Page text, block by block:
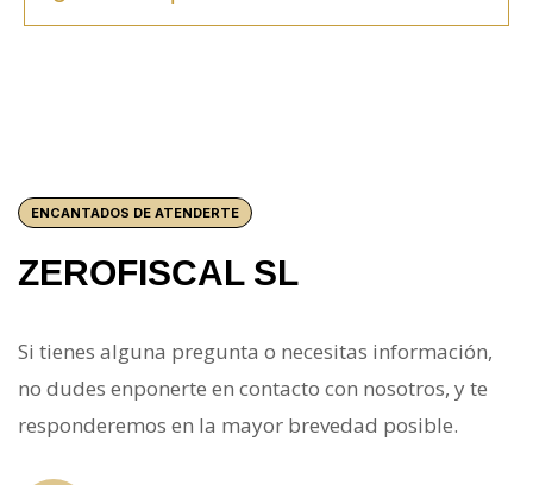
ENCANTADOS DE ATENDERTE
ZEROFISCAL SL
Si tienes alguna pregunta o necesitas información,
no dudes enponerte en contacto con nosotros, y te
responderemos en la mayor brevedad posible.